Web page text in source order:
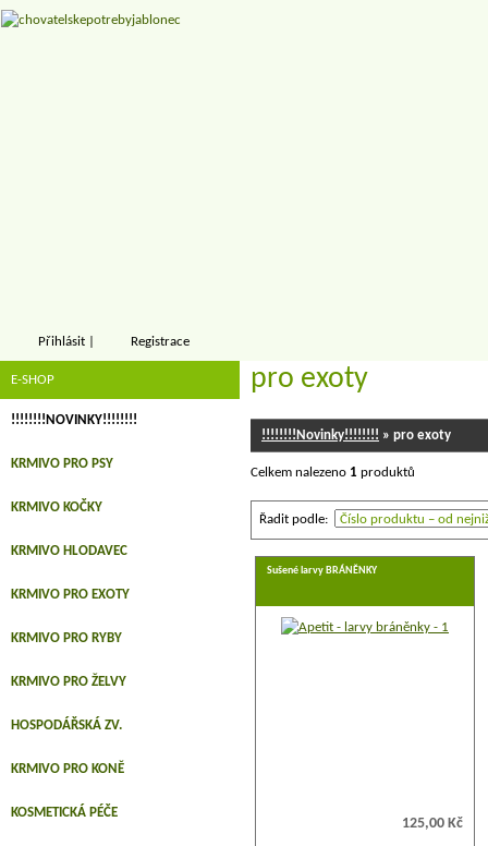
Přihlásit Registrace
pro exoty
!!!!!!!!Novinky!!!!!!!! » pro exoty
Celkem nalezeno 1 produktů
Řadit podle:
Sušené larvy BRÁNĚNKY
125,00 Kč
E-SHOP
!!!!!!!!NOVINKY!!!!!!!!
KRMIVO PRO PSY
KRMIVO KOČKY
KRMIVO HLODAVEC
KRMIVO PRO EXOTY
KRMIVO PRO RYBY
KRMIVO PRO ŽELVY
HOSPODÁŘSKÁ ZV.
KRMIVO PRO KONĚ
KOSMETICKÁ PÉČE